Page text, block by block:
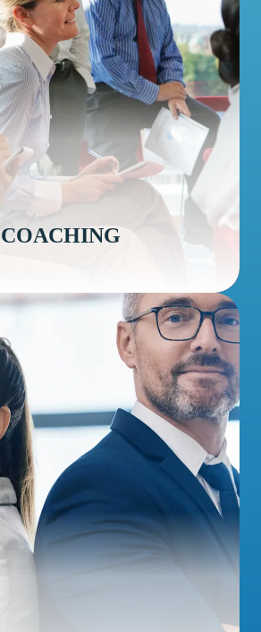
COACHING